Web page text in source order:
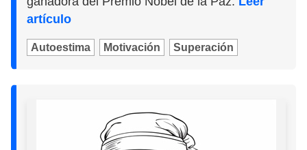
artículo
Autoestima Motivación Superación